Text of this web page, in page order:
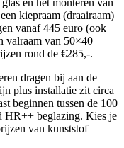
en het monteren van
kiepraam (draairaam)
vanaf 445 euro (ook
valraam van 50×40
rond de €285,-.
dragen bij aan de
plus installatie zit circa
beginnen tussen de 100
HR++ beglazing. Kies je
van kunststof